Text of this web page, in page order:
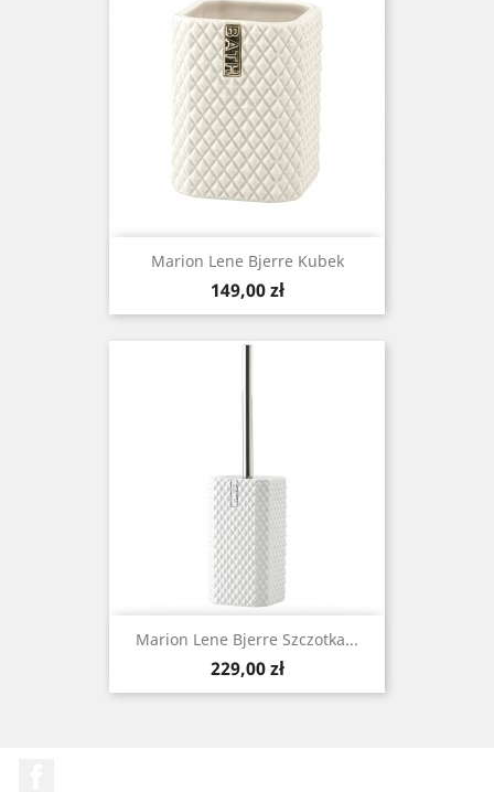
Marion Lene Bjerre Kubek
Cena
149,00 zł
Marion Lene Bjerre Szczotka...
Cena
229,00 zł